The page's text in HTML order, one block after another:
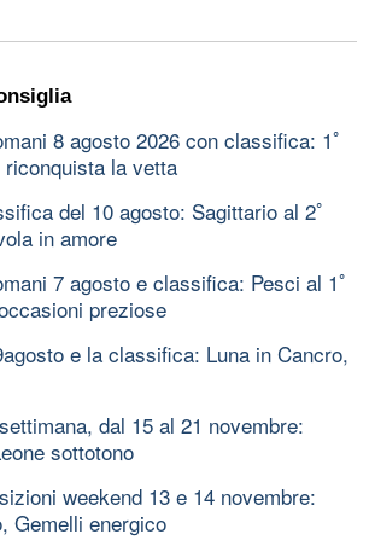
8 agosto 2026 con classifica: 1ﾟ
la vetta
del 10 agosto: Sagittario al 2ﾟ
in amore
7 agosto e classifica: Pesci al 1ﾟ
preziose
e la classifica: Luna in Cancro,
dal 15 al 21 novembre:
sottotono
weekend 13 e 14 novembre:
Gemelli energico